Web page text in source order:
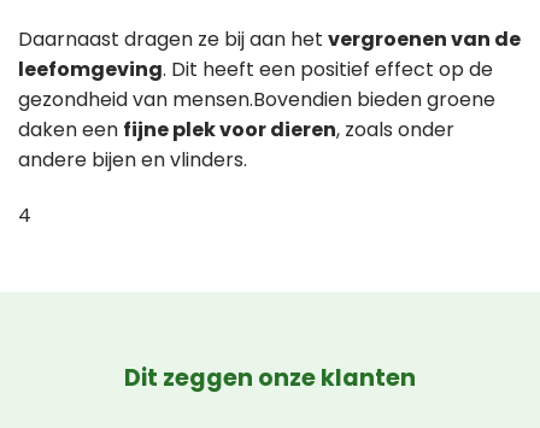
Daarnaast dragen ze bij aan het vergroenen van de
leefomgeving. Dit heeft een positief effect op de
gezondheid van mensen.Bovendien bieden groene
daken een fijne plek voor dieren, zoals onder
andere bijen en vlinders.
4
Dit zeggen onze klanten